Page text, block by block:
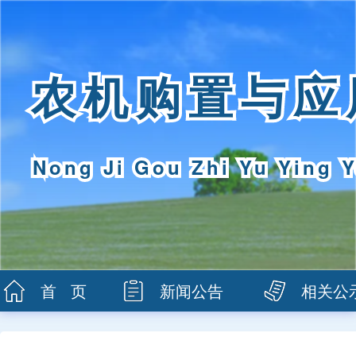
农机购置与
Nong Ji Gou Zhi Yu Ying
首 页 新闻公告 相关公